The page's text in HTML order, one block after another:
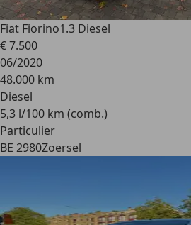
Fiat Fiorino1.3 Diesel
€ 7.500
06/2020
48.000 km
Diesel
5,3 l/100 km (comb.)
Particulier
BE 2980Zoersel